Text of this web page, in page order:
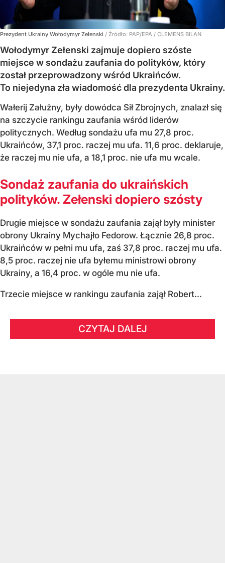
Prezydent Ukrainy Wołodymyr Zełenski / Źródło: PAP/EPA / CLEMENS BILAN
Wołodymyr Zełenski zajmuje dopiero szóste
miejsce w sondażu zaufania do polityków, który
został przeprowadzony wśród Ukraińców.
To niejedyna zła wiadomość dla prezydenta Ukrainy.
Wałerij Załużny, były dowódca Sił Zbrojnych, znalazł się
na szczycie rankingu zaufania wśród liderów
politycznych. Według sondażu ufa mu 27,8 proc.
Ukraińców, 37,1 proc. raczej mu ufa. 11,6 proc. deklaruje,
że raczej mu nie ufa, a 18,1 proc. nie ufa mu wcale.
Sondaż zaufania do ukraińskich
polityków. Zełenski dopiero szósty
Drugie miejsce w sondażu zaufania zajął były minister
obrony Ukrainy Mychajło Fedorow. Łącznie 26,8 proc.
Ukraińców w pełni mu ufa, zaś 37,8 proc. raczej mu ufa.
8,5 proc. raczej nie ufa byłemu ministrowi obrony
Ukrainy, a 16,4 proc. w ogóle mu nie ufa.
Trzecie miejsce w rankingu zaufania zajął Robert...
CZYTAJ DALEJ